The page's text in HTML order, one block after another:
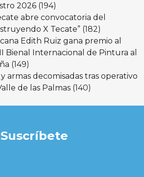
2026 (194)
abre convocatoria del
X Tecate” (182)
Edith Ruiz gana premio al
Bienal Internacional de Pintura al
(149)
armas decomisadas tras operativo
de las Palmas (140)
Suscríbete